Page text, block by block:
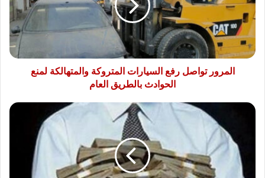
المتروكة
والمتهالكة
لمنع
الحوادث
بالطريق
المرور تواصل رفع السيارات المتروكة والمتهالكة لمنع
الحوادث بالطريق العام
الأموال
قضية
اختلاس